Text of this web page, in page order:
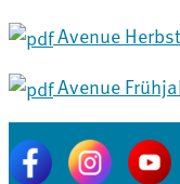
Avenue
Avenue